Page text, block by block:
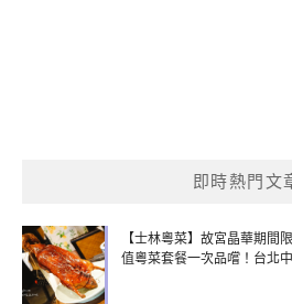
即時熱門文
【士林粵菜】故宮晶華期間
值粵菜套餐一次品嚐！台北